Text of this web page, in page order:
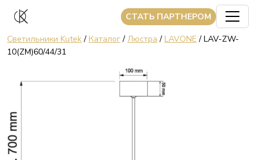
CТАТЬ ПАРТНЕРОМ
Светильники Kutek/ Каталог/ Люстра / LAVONE / LAV-ZW-
10(ZM)60/44/31